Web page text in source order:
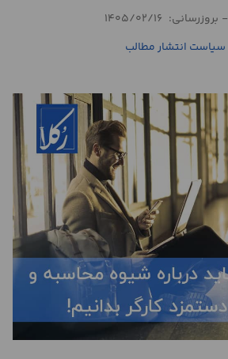
- بروزرسانی: 1405/02/16
سیاست انتشار مطالب